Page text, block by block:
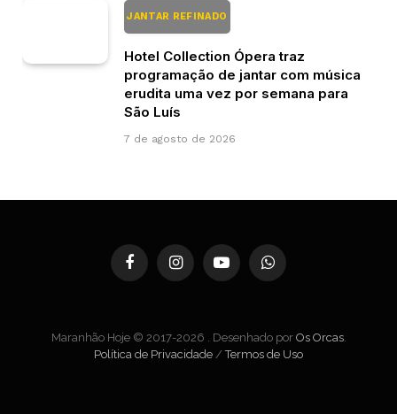
JANTAR REFINADO
Hotel Collection Ópera traz
programação de jantar com música
erudita uma vez por semana para
São Luís
7 de agosto de 2026
FacebookInstagramYouTubeWhatsApp
Maranhão Hoje © 2017-2026 . Desenhado por Os Orcas.
Política de Privacidade /Termos de Uso